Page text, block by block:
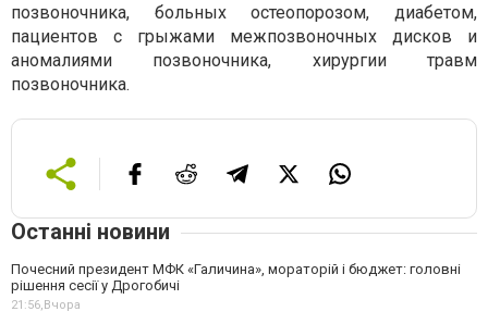
позвоночника, больных остеопорозом, диабетом,
пациентов с грыжами межпозвоночных дисков и
аномалиями позвоночника, хирургии травм
позвоночника.
Останні новини
Почесний президент МФК «Галичина», мораторій і бюджет: головні
рішення сесії у Дрогобичі
21:56,Вчора